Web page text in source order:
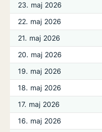
23. maj 2026
22. maj 2026
21. maj 2026
20. maj 2026
19. maj 2026
18. maj 2026
17. maj 2026
16. maj 2026